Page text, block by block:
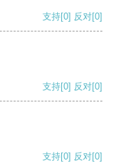
支持[0] 反对[0]
支持[0] 反对[0]
支持[0] 反对[0]